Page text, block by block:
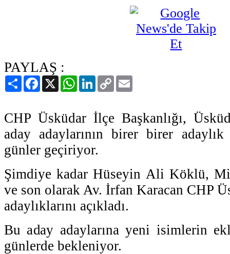
PAYLAŞ :
PaylaşFacebook
X WhatsAppLinkedIn
Copy
Link
CHP Üsküdar İlçe Başkanlığı,
aday adaylarının birer birer
günler geçiriyor.
Şimdiye kadar Hüseyin Ali Köklü,
ve son olarak Av. İrfan Karacan CHP
adaylıklarını açıkladı.
Bu aday adaylarına yeni isimlerin
günlerde bekleniyor.